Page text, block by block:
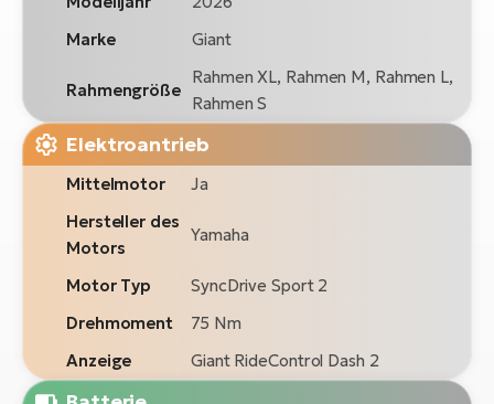
Marke
Giant
Rahmengröße
Rahmen XL, Rahmen M, Rahmen L,
Rahmen S
Elektroantrieb
Mittelmotor
Ja
Hersteller des
Motors
Yamaha
Motor Typ
SyncDrive Sport 2
Drehmoment
75 Nm
Anzeige
Giant RideControl Dash 2